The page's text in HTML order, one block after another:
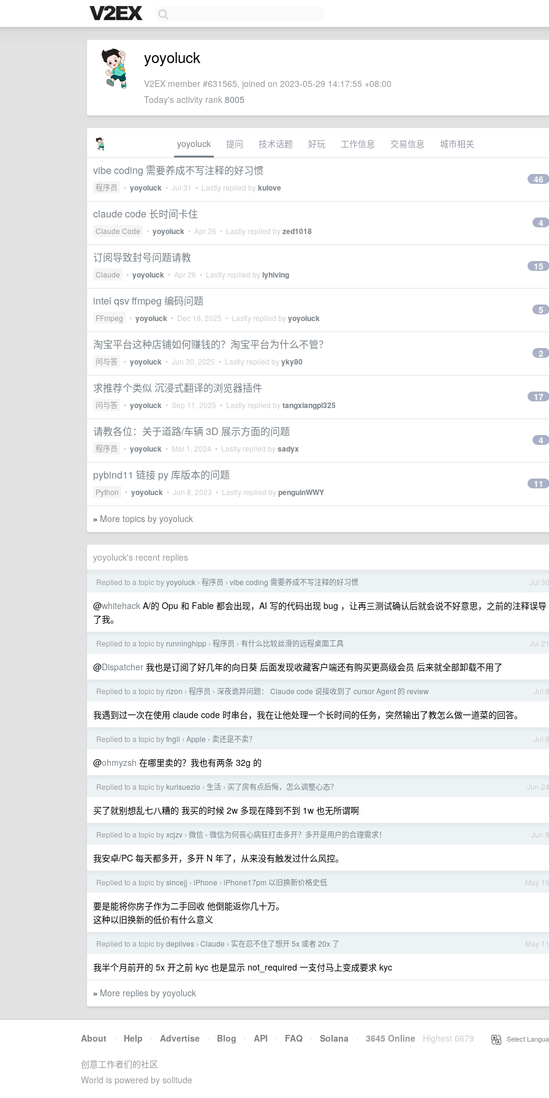
yoyoluck
V2EX member #631565, joined on 2023-05-29 14:17:55 +08:00
Today's activity rank 8005
yoyoluck 提问 技术话题 好玩 工作信息 交易信息 城市相关
vibe coding 需要养成不写注释的好习惯
程序员 • yoyoluck • Jul 31 • Lastly replied bykulove
46
claude code 长时间卡住
Claude Code • yoyoluck • Apr 26 • Lastly replied byzed1018
4
订阅导致封号问题请教
Claude • yoyoluck • Apr 26 • Lastly replied bylyhiving
15
intel qsv ffmpeg 编码问题
FFmpeg • yoyoluck • Dec 18, 2025 • Lastly replied byyoyoluck
5
淘宝平台这种店铺如何赚钱的？淘宝平台为什么不管？
问与答 • yoyoluck • Jun 30, 2025 • Lastly replied byyky80
2
求推荐个类似 沉浸式翻译的浏览器插件
问与答 • yoyoluck • Sep 11, 2025 • Lastly replied bytangxiangpi325
17
请教各位：关于道路/车辆 3D 展示方面的问题
程序员 • yoyoluck • Mar 1, 2024 • Lastly replied bysadyx
4
pybind11 链接 py 库版本的问题
Python • yoyoluck • Jun 8, 2023 • Lastly replied bypenguinWWY
11
» More topics by yoyoluck
yoyoluck's recent replies
Jul 30
Replied to a topic byyoyoluck › 程序员 › vibe coding 需要养成不写注释的好习惯
@whitehack A/的 Opu 和 Fable 都会出现，AI 写的代码出现 bug ，让再三测试确认后就会说不好意思，之前的注释误导
了我。
Jul 21
Replied to a topic by runninghipp › 程序员 › 有什么比较丝滑的远程桌面工具
@Dispatcher 我也是订阅了好几年的向日葵 后面发现收藏客户端还有购买更高级会员 后来就全部卸载不用了
Jul 8
Replied to a topic by rizon › 程序员 › 深夜诡异问题： Claude code 说接收到了 cursor Agent 的 review
我遇到过一次在使用 claude code 时串台，我在让他处理一个长时间的任务，突然输出了教怎么做一道菜的回答。
Jul 8
Replied to a topic byfngli › Apple › 卖还是不卖？
@ohmyzsh 在哪里卖的？我也有两条 32g 的
Jun 24
Replied to a topic bykurisuezio › 生活 › 买了房有点后悔，怎么调整心态？
买了就别想乱七八糟的 我买的时候 2w 多现在降到不到 1w 也无所谓啊
Jun 8
Replied to a topic byxcjzv › 微信 › 微信为何丧心病狂打击多开？多开是用户的合理需求！
我安卓/PC 每天都多开，多开 N 年了，从来没有触发过什么风控。
May 15
Replied to a topic bysincejj › iPhone › iPhone17pm 以旧换新价格史低
要是能将你房子作为二手回收 他倒能返你几十万。
这种以旧换新的低价有什么意义
May 11
Replied to a topic bydeplives › Claude › 实在忍不住了想开 5x 或者 20x 了
我半个月前开的 5x 开之前 kyc 也是显示 not_required 一支付马上变成要求 kyc
» More replies by yoyoluck
About · Help · Advertise · Blog · API · FAQ · Solana · 3645 Online Highest 6679 Select
创意工作者们的社区
World is powered by solitude